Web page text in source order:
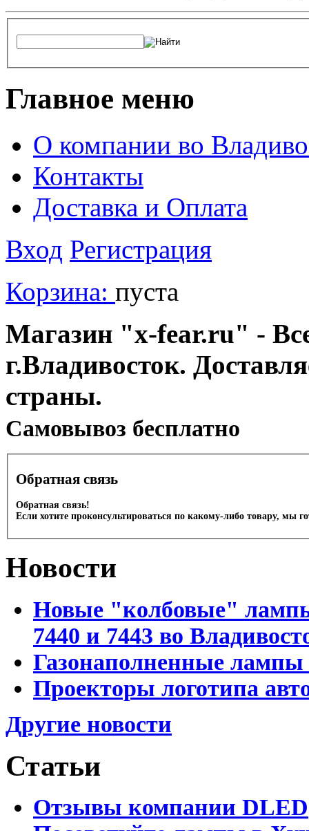
Главное меню
О компании во
Контакты
Доставка и Оплата
Вход Регистрация
Корзина: пуста
Магазин "x-fear.ru" -
г.Владивосток.
страны.
Cамовывоз бесплатно
Обратная связь
Обратная связь!
Если хотите проконсультироваться по какому-либо товару, мы
Новости
Новые "колбовые"
7440 и 7443 во
Газонаполненные лампы
Проекторы логотипа
Другие новости
Статьи
Отзывы компании DLED